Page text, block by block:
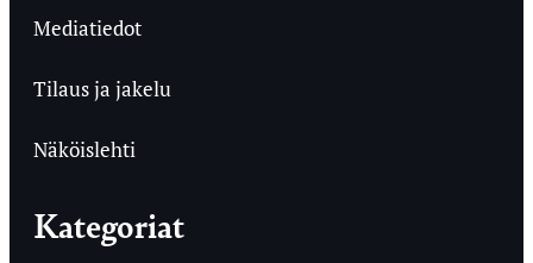
Mediatiedot
Tilaus ja jakelu
Näköislehti
Kategoriat